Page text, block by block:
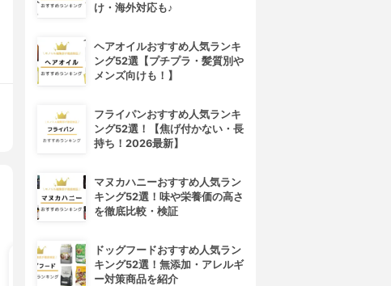
4位
け・海外対応も♪
ヘアオイルおすすめ人気ランキ
ング52選【プチプラ・髪質別や
メンズ向けも！】
フライパンおすすめ人気ランキ
ング52選！【焦げ付かない・長
持ち！2026最新】
マヌカハニーおすすめ人気ラン
キング52選！味や栄養価の高さ
を徹底比較・検証
ドッグフードおすすめ人気ラン
キング52選！無添加・アレルギ
ー対策商品を紹介